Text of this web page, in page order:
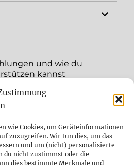
wie Cookies, um Geräteinformationen
zuzugreifen. Wir tun dies, um das
und um (nicht) personalisierte
du nicht zustimmst oder die
dies bestimmte Merkmale und
öffnen
und wie du
kannst
öffnen